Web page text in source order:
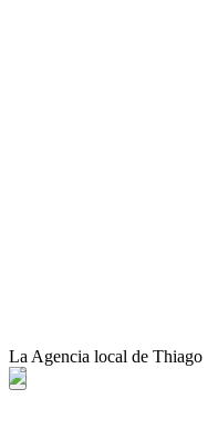
La Agencia local de Thiago